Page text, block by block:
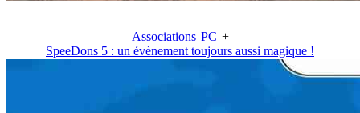
Associations PC +
SpeeDons 5 : un évènement toujours aussi magique !